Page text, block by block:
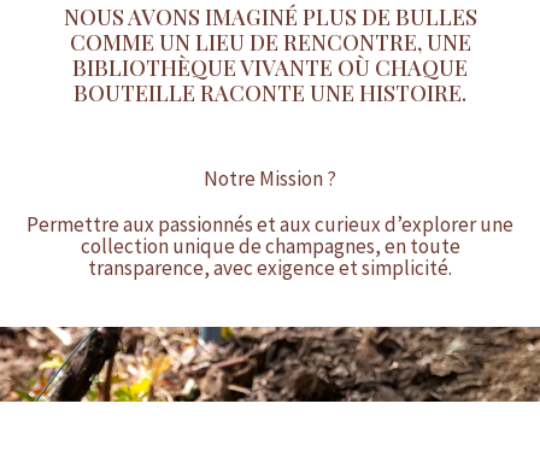
NOUS AVONS IMAGINÉ PLUS DE BULLES
COMME UN LIEU DE RENCONTRE, UNE
BIBLIOTHÈQUE VIVANTE OÙ CHAQUE
BOUTEILLE RACONTE UNE HISTOIRE.
Notre Mission ?
Permettre aux passionnés et aux curieux d’explorer une
collection unique de champagnes, en toute
transparence, avec exigence et simplicité.